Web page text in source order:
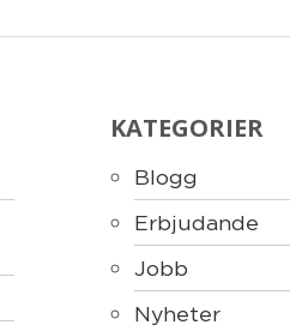
KATEGORIER
Blogg
Erbjudande
Jobb
Nyheter